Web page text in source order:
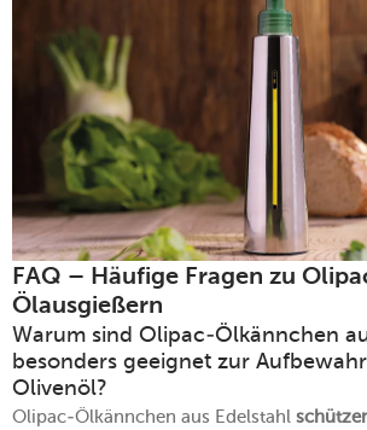
FAQ – Häufige Fragen zu
Ölausgießern
Warum sind Olipac-Ölkännchen
besonders geeignet zur
Olivenöl?
Olipac-Ölkännchen aus Edelstahl